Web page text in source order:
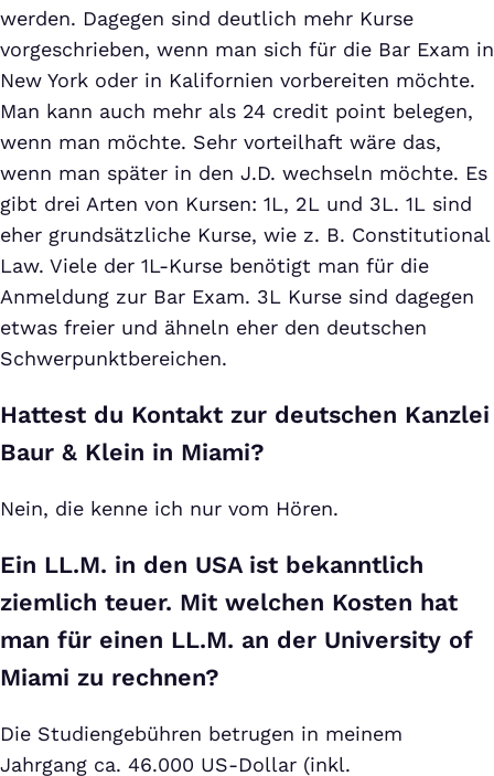
werden. Dagegen sind deutlich mehr Kurse
vorgeschrieben, wenn man sich für die Bar Exam in
New York oder in Kalifornien vorbereiten möchte.
Man kann auch mehr als 24 credit point belegen,
wenn man möchte. Sehr vorteilhaft wäre das,
wenn man später in den J.D. wechseln möchte. Es
gibt drei Arten von Kursen: 1L, 2L und 3L. 1L sind
eher grundsätzliche Kurse, wie z. B. Constitutional
Law. Viele der 1L-Kurse benötigt man für die
Anmeldung zur Bar Exam. 3L Kurse sind dagegen
etwas freier und ähneln eher den deutschen
Schwerpunktbereichen.
Hattest du Kontakt zur deutschen Kanzlei
Baur & Klein in Miami?
Nein, die kenne ich nur vom Hören.
Ein LL.M. in den USA ist bekanntlich
ziemlich teuer. Mit welchen Kosten hat
man für einen LL.M. an der University of
Miami zu rechnen?
Die Studiengebühren betrugen in meinem
Jahrgang ca. 46.000 US-Dollar (inkl.